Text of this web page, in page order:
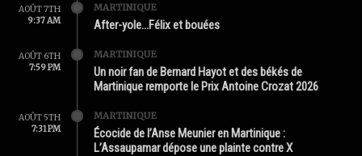
AOÛT 7TH
9:37 AM
MARTINIQUE
After-yole…Félix et bouées
AOÛT 6TH
7:59 PM
MARTINIQUE
Un noir fan de Bernard Hayot et des békés de
Martinique remporte le Prix Antoine Crozat 2026
AOÛT 5TH
7:31 PM
MARTINIQUE
Écocide de l’Anse Meunier en Martinique :
L’Assaupamar dépose une plainte contre X